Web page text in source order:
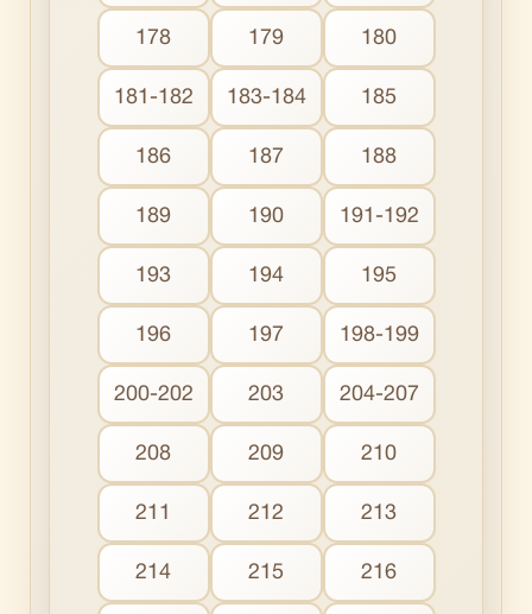
178 179 180
181-182 183-184 185
186 187 188
189 190 191-192
193 194 195
196 197 198-199
200-202 203 204-207
208 209 210
211 212 213
214 215 216